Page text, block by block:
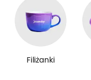
Filiżanki